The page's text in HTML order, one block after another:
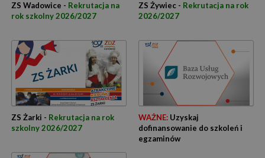
ZS Wadowice - Rekrutacja na
rok szkolny 2026/2027
ZS Żywiec - Rekrutacja na rok
2026/2027
ZS Żarki - Rekrutacja na rok
szkolny 2026/2027
WAŻNE:Uzyskaj
dofinansowanie do szkoleń i
egzaminów